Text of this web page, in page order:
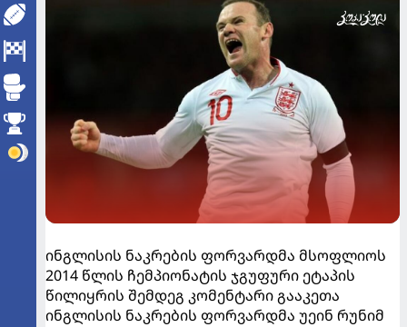
ინგლისის ნაკრების ფორვარდმა მსოფლიოს
2014 წლის ჩემპიონატის ჯგუფური ეტაპის
წილიყრის შემდეგ კომენტარი გააკეთა
ინგლისის ნაკრების ფორვარდმა უეინ რუნიმ